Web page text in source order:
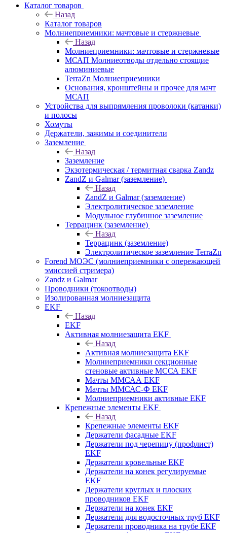
Каталог товаров
Назад
Каталог товаров
Молниеприемники: мачтовые и стержневые
Назад
Молниеприемники: мачтовые и стержневые
МСАП Молниеотводы отдельно стоящие
алюминиевые
TerraZn Молниеприемники
Основания, кронштейны и прочее для мачт
МСАП
Устройства для выпрямления проволоки (катанки)
и полосы
Хомуты
Держатели, зажимы и соединители
Заземление
Назад
Заземление
Экзотермическая / термитная сварка Zandz
ZandZ и Galmar (заземление)
Назад
ZandZ и Galmar (заземление)
Электролитическое заземление
Модульное глубинное заземление
Террацинк (заземление)
Назад
Террацинк (заземление)
Электролитическое заземление TerraZn
Forend МОЭС (молниеприемники с опережающей
эмиссией стримера)
Zandz и Galmar
Проводники (токоотводы)
Изолированная молниезащита
EKF
Назад
EKF
Активная молниезащита EKF
Назад
Активная молниезащита EKF
Молниеприемники секционные
стеновые активные МССА EKF
Мачты ММСАА EKF
Мачты ММСАС-Ф EKF
Молниеприемники активные EKF
Крепежные элементы EKF
Назад
Крепежные элементы EKF
Держатели фасадные EKF
Держатели под черепицу (профлист)
EKF
Держатели кровельные EKF
Держатели на конек регулируемые
EKF
Держатели круглых и плоских
проводников EKF
Держатели на конек EKF
Держатели для водосточных труб EKF
Держатели проводника на трубе EKF